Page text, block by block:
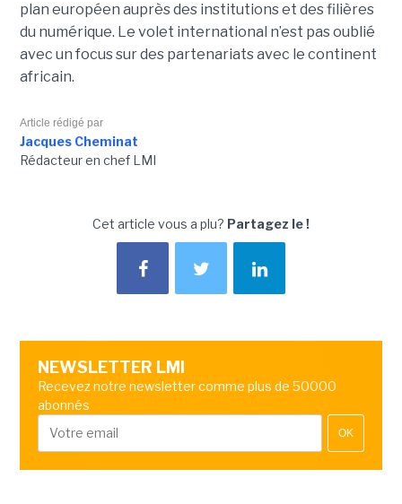
plan européen auprès des institutions et des filières
du numérique. Le volet international n’est pas oublié
avec un focus sur des partenariats avec le continent
africain.
Article rédigé par
Jacques Cheminat
Rédacteur en chef LMI
Cet article vous a plu? Partagez le !
NEWSLETTER LMI
Recevez notre newsletter comme plus de 50000
abonnés
OK